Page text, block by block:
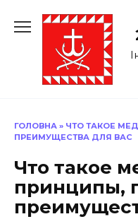
до
ГОЛОВНА » ЧТО ТАКОЕ
ПРЕИМУЩЕСТВА ДЛЯ ВАС
Что такое
принципы,